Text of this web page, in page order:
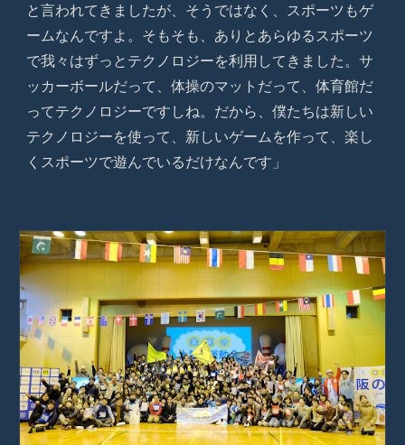
と言われてきましたが、そうではなく、スポーツもゲ
ームなんですよ。そもそも、ありとあらゆるスポーツ
で我々はずっとテクノロジーを利用してきました。サ
ッカーボールだって、体操のマットだって、体育館だ
ってテクノロジーですしね。だから、僕たちは新しい
テクノロジーを使って、新しいゲームを作って、楽し
くスポーツで遊んでいるだけなんです」